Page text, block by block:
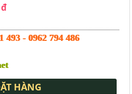
493 - 0962 794 486
HÀNG